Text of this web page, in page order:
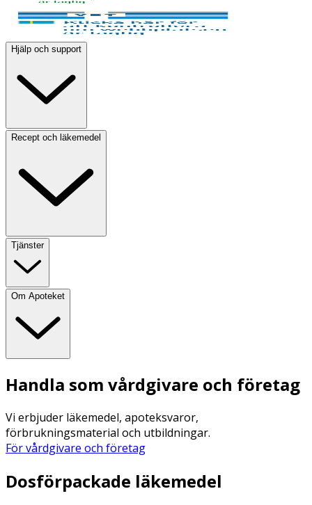
Hjälp och support
Recept och läkemedel
Tjänster
Om Apoteket
Handla som vårdgivare och företag
Vi erbjuder läkemedel, apoteksvaror,
förbrukningsmaterial och utbildningar.
För vårdgivare och företag
Dosförpackade läkemedel